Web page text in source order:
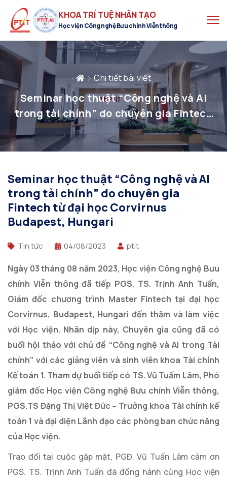
KHOA TRÍ TUỆ NHÂN TẠO
Học viện Công nghệ Bưu chính Viễn thông
Chi tiết bài viết
Seminar học thuật “Công nghệ và AI
trong tài chính” do chuyên gia Fintech
từ đại học Corvirnus Budapest, Hungari
Seminar học thuật “Công nghệ và AI
trong tài chính” do chuyên gia
Fintech từ đại học Corvirnus
Budapest, Hungari
Tin tức 04/08/2023 ptit
Ngày 03 tháng 08 năm 2023, Học viện Công nghệ Bưu
chính Viễn thông đã tiếp PGS. TS. Trịnh Anh Tuấn,
Giám đốc chương trình Master Fintech tại đại học
Corvirnus, Budapest, Hungari đến thăm và làm việc
với Học viện. Nhân dịp này, Chuyên gia cũng đã có
buổi hội thảo với chủ đề “Công nghệ và AI trong Tài
chính” với các giảng viên và sinh viên khoa Tài chính
Kế toán 1. Tham dự buổi tiếp có TS. Vũ Tuấm Lâm, Phó
giám đốc Học viện Công nghệ Bưu chính Viễn thông,
PGS.TS Đặng Thị Việt Đức – Trưởng khoa Tài chính kế
toán 1 và đại diện Lãnh đạo các phòng ban chức năng
của Học viện.
Trao đổi tại cuộc gặp mặt, PGĐ. Vũ Tuấn Lâm cảm ơn
PGS. TS. Trịnh Anh Tuấn đã đồng hành cùng Học viện